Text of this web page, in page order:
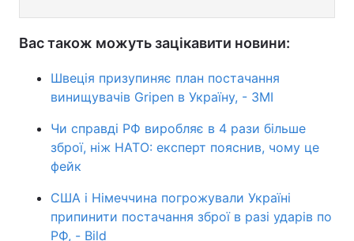
Вас також можуть зацікавити новини:
Швеція призупиняє план постачання
винищувачів Gripen в Україну, - ЗМІ
Чи справді РФ виробляє в 4 рази більше
зброї, ніж НАТО: експерт пояснив, чому це
фейк
США і Німеччина погрожували Україні
припинити постачання зброї в разі ударів по
РФ, - Bild